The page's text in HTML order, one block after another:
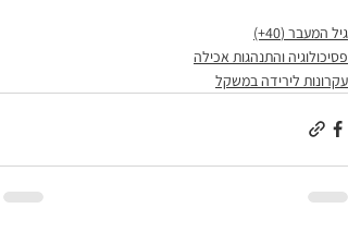
גיל המעבר (40+)
פסיכולוגיה והתנהגות אכילה
עקרונות לירידה במשקל